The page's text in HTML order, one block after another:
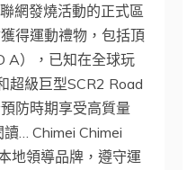
網發燒活動的正式區
得運動禮物，包括頂
A），已知在全球玩
超級巨型SCR2 Road
防時期享受高質量
… Chimei Chimei
地領導品牌，遵守運